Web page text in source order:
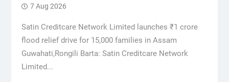
7 Aug 2026
Satin Creditcare Network Limited launches ₹1 crore
flood relief drive for 15,000 families in Assam
Guwahati,Rongili Barta: Satin Creditcare Network
Limited...